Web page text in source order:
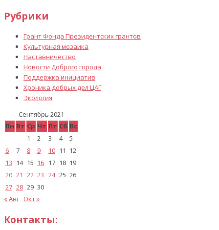
Рубрики
Грант Фонда Президентских грантов
Культурная мозаика
Наставничество
Новости Доброго города
Поддержка инициатив
Хроника добрых дел ЦАГ
Экология
Сентябрь 2021
Пн Вт Ср Чт Пт Сб Вс
1
2 3 4
5
6
7 8 9 10 11 12
13 14 15 16 17 18 19
20 21 22 23 24 25 26
27 28 29 30
« Авг Окт »
Контакты: